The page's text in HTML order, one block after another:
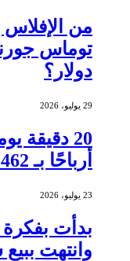
من الإفلاس
دولار؟
29 يوليو، 2026
20 دقيقة
أرباحًا بـ 462 ألف دولار من الشموع
23 يوليو، 2026
بدأت
وانتهت ببيع